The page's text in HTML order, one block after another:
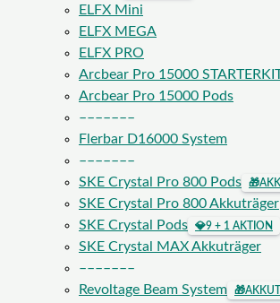
ELFX Mini
ELFX MEGA
ELFX PRO
Arcbear Pro 15000 STARTERKIT
Arcbear Pro 15000 Pods
–––––––
Flerbar D16000 System
–––––––
SKE Crystal Pro 800 Pods
🎁
SKE Crystal Pro 800 Akkuträger
SKE Crystal Pods
💎9 + 1 AKTION
SKE Crystal MAX Akkuträger
–––––––
Revoltage Beam System
🎁